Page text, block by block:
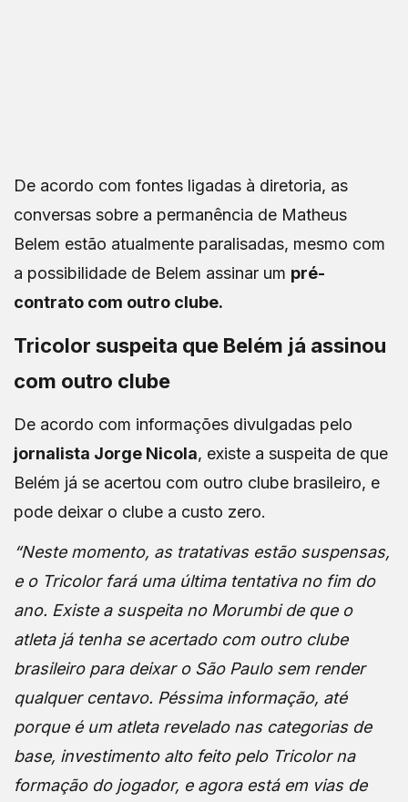
De acordo com fontes ligadas à diretoria, as
conversas sobre a permanência de Matheus
Belem estão atualmente paralisadas, mesmo com
a possibilidade de Belem assinar um pré-
contrato com outro clube.
Tricolor suspeita que Belém já assinou
com outro clube
De acordo com informações divulgadas pelo
jornalista Jorge Nicola, existe a suspeita de que
Belém já se acertou com outro clube brasileiro, e
pode deixar o clube a custo zero.
“Neste momento, as tratativas estão suspensas,
e o Tricolor fará uma última tentativa no fim do
ano. Existe a suspeita no Morumbi de que o
atleta já tenha se acertado com outro clube
brasileiro para deixar o São Paulo sem render
qualquer centavo. Péssima informação, até
porque é um atleta revelado nas categorias de
base, investimento alto feito pelo Tricolor na
formação do jogador, e agora está em vias de